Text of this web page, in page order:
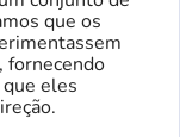
que os
fornecendo
eles